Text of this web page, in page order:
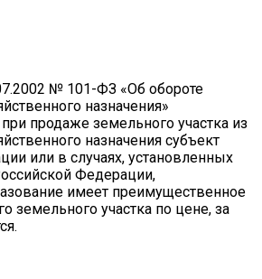
№ 101-ФЗ «Об обороте
назначения»
продаже земельного участка из
назначения субъект
или в случаях, установленных
Федерации,
имеет преимущественное
земельного участка по цене, за